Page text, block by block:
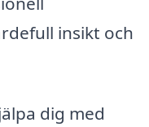
insikt och
dig med